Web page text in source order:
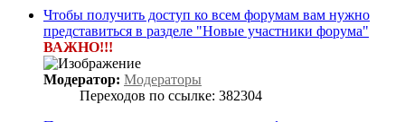
Чтобы получить доступ ко всем форумам вам нужно
представиться в разделе "Новые участники форума"
ВАЖНО!!!
Модератор: Модераторы
Переходов по ссылке: 382304